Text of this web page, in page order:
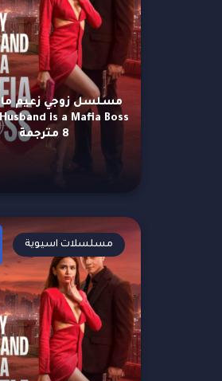
8 مترجمة
مسلسلات اسيوية